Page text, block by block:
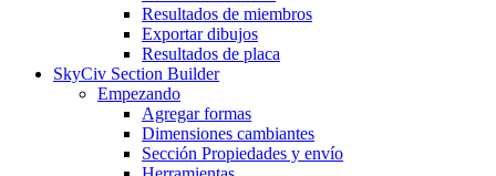
Resultados de miembros
Exportar dibujos
Resultados de placa
SkyCiv Section Builder
Empezando
Agregar formas
Dimensiones cambiantes
Sección Propiedades y envío